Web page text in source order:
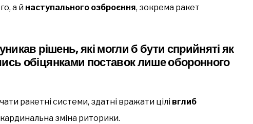
а й наступального озброєння, зокрема ракет
рішень, які могли б бути сприйняті як
обіцянками поставок лише оборонного
ракетні системи, здатні вражати цілі вглиб
зміна риторики.